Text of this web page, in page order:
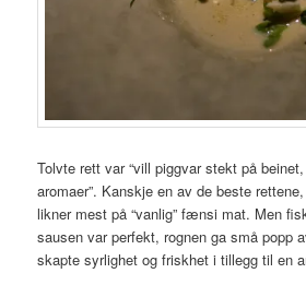
Tolvte rett var “vill piggvar stekt på
aromaer”. Kanskje en av de beste
likner mest på “vanlig” fænsi mat. Men
sausen var perfekt, rognen ga små popp
skapte syrlighet og friskhet i tillegg til en